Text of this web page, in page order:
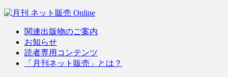
関連出版物のご案内
お知らせ
読者専用コンテンツ
「月刊ネット販売」とは？